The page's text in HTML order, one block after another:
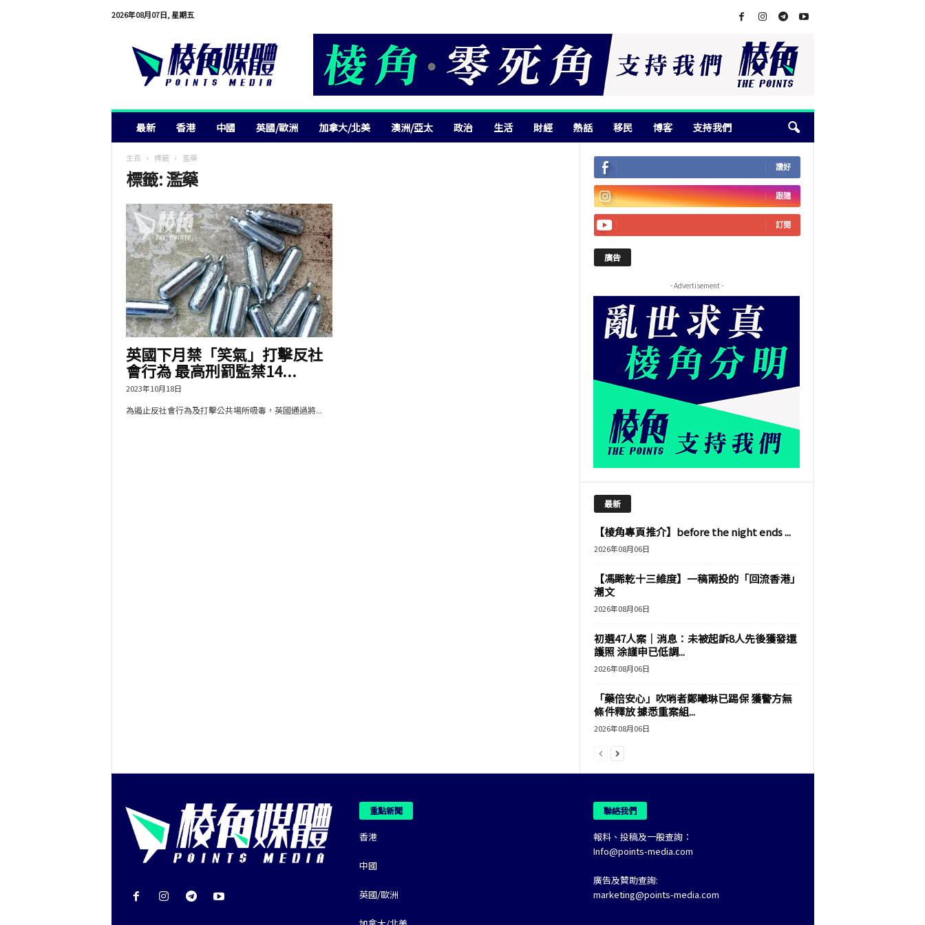
2026年08月07日, 星期五
最新 香港 中國 英國/歐洲 加拿大/北美 澳洲/亞太 政治 生活 財經 熱話 移民 博客 支持我們
主頁 標籤 濫藥
標籤: 濫藥
英國下月禁「笑氣」打擊反社
會行為 最高刑罰監禁14...
2023年10月18日
為遏止反社會行為及打擊公共場所吸毒，英國通過將...
讚好
跟隨
訂閱
廣告
- Advertisement -
最新
【棱角專頁推介】before the night ends ...
2026年08月06日
【馮睎乾十三維度】一稿兩投的「回流香港」
潮文
2026年08月06日
初選47人案｜消息：未被起訴8人先後獲發還
護照 涂謹申已低調...
2026年08月06日
「藥倍安心」吹哨者鄭曦琳已踢保 獲警方無
條件釋放 據悉重案組...
2026年08月06日
重點新聞
香港
中國
英國/歐洲
聯絡我們
報料、投稿及一般查詢：
Info@points-media.com
廣告及贊助查詢:
marketing@points-media.com